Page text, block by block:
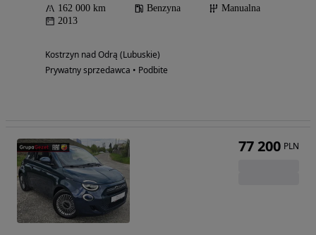
162 000 km Benzyna
Manualna
2013
Kostrzyn nad Odrą (Lubuskie)
Prywatny sprzedawca • Podbite
77 200 PLN